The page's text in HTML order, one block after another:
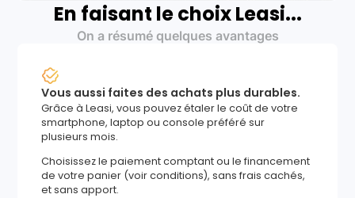
En faisant le choix Leasi...
On a résumé quelques avantages
Vous aussi faites des achats plus durables.
Grâce à Leasi, vous pouvez étaler le coût de votre
smartphone, laptop ou console préféré sur
plusieurs mois.
Choisissez le paiement comptant ou le financement
de votre panier (voir conditions), sans frais cachés,
et sans apport.